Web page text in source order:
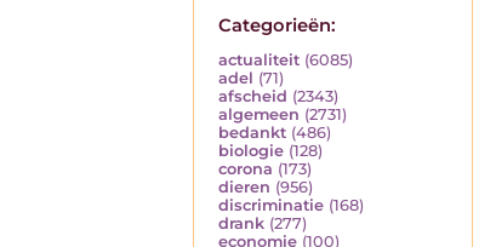
Categorieën:
actualiteit (6085)
adel (71)
afscheid (2343)
algemeen (2731)
bedankt (486)
biologie (128)
corona (173)
dieren (956)
discriminatie (168)
drank (277)
economie (100)